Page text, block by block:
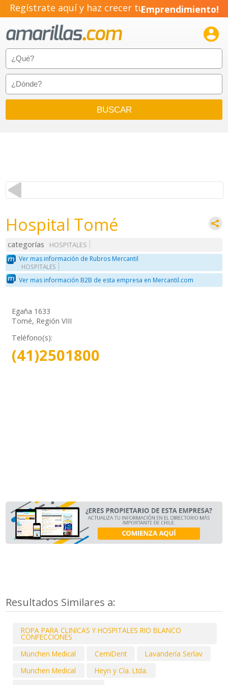
Regístrate aquí y haz crecer tuEmprendimiento!

Hospital Tomé
categorías
HOSPITALES
Ver mas información de Rubros Mercantil
HOSPITALES
Ver mas información B2B de esta empresa en Mercantil.com
Egaña 1633
Tomé, Región VIII
Teléfono(s):
(41)2501800
Resultados Similares a:
ROPA PARA CLINICAS Y HOSPITALES RIO BLANCO
CONFECCIONES
Munchen Medical
CemiDent
Lavandería Serlav
Munchen Medical
Heyn y Cía. Ltda.